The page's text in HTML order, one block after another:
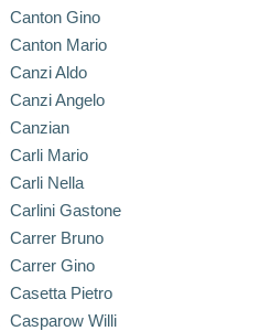
Canton Gino
Canton Mario
Canzi Aldo
Canzi Angelo
Canzian
Carli Mario
Carli Nella
Carlini Gastone
Carrer Bruno
Carrer Gino
Casetta Pietro
Casparow Willi